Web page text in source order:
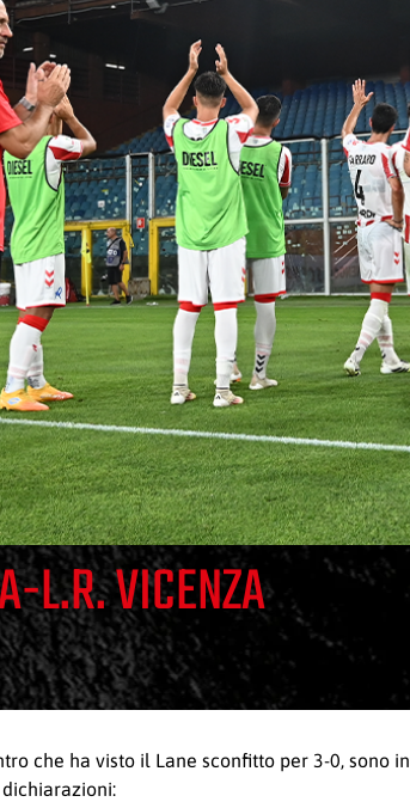
L.R. VICENZA
che ha visto il Lane sconfitto per 3-0, sono